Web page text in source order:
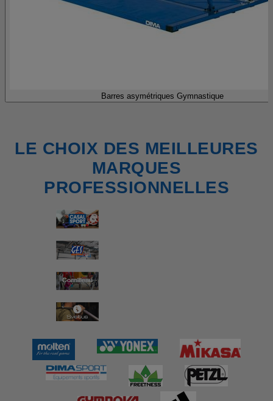
Barres asymétriques Gymnastique
LE CHOIX DES MEILLEURES
MARQUES
PROFESSIONNELLES